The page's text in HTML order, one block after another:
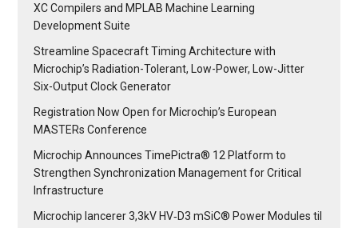
XC Compilers and MPLAB Machine Learning
Development Suite
Streamline Spacecraft Timing Architecture with
Microchip’s Radiation-Tolerant, Low-Power, Low-Jitter
Six-Output Clock Generator
Registration Now Open for Microchip’s European
MASTERs Conference
Microchip Announces TimePictra® 12 Platform to
Strengthen Synchronization Management for Critical
Infrastructure
Microchip lancerer 3,3kV HV‑D3 mSiC® Power Modules til